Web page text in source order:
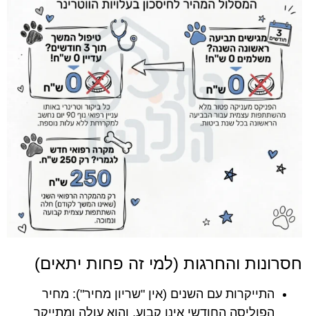
חסרונות והחרגות (למי זה פחות יתאים)
התייקרות עם השנים (אין "שריון מחיר"): מחיר
הפוליסה החודשי אינו קבוע, והוא עולה ומתייקר